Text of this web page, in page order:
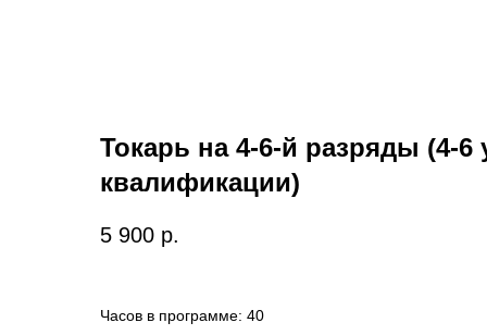
Токарь на 4-6-й разряды (4-6
квалификации)
5 900 р.
Часов в программе: 40